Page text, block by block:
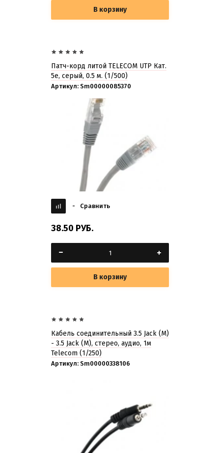
В корзину
Патч-корд литой TELECOM UTP Кат.
5е, серый, 0.5 м. (1/500)
Артикул: Sm00000085370
- Сравнить
38.50 РУБ.
В корзину
Кабель соединительный 3.5 Jack (M)
- 3.5 Jack (M), стерео, аудио, 1м
Telecom (1/250)
Артикул: Sm00000338106